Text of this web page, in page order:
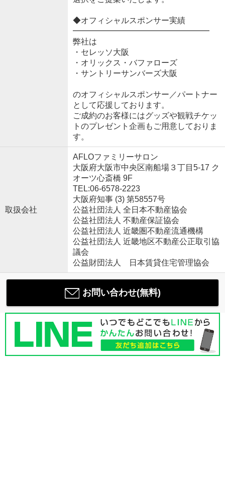
◆オフィシャルスポンサー実績
━━━━━━━━━━━━━━━━━
弊社は
・セレッソ大阪
・オリックス・バファローズ
・サントリーサンバーズ大阪
のオフィシャルスポンサー／パートナー
として応援しております。
ご成約のお客様にはグッズや観戦チケッ
トのプレゼント企画もご用意しておりま
す。
取扱会社
AFLOファミリーサロン
大阪府大阪市中央区南船場３丁目5-17 ク
オーツ心斎橋 9F
TEL:06-6578-2223
大阪府知事 (3) 第58557号
公益社団法人 全日本不動産協会
公益社団法人 不動産保証協会
公益社団法人 近畿圏不動産流通機構
公益社団法人 近畿地区不動産公正取引協
議会
公益財団法人 日本賃貸住宅管理協会
お問い合わせ(無料)